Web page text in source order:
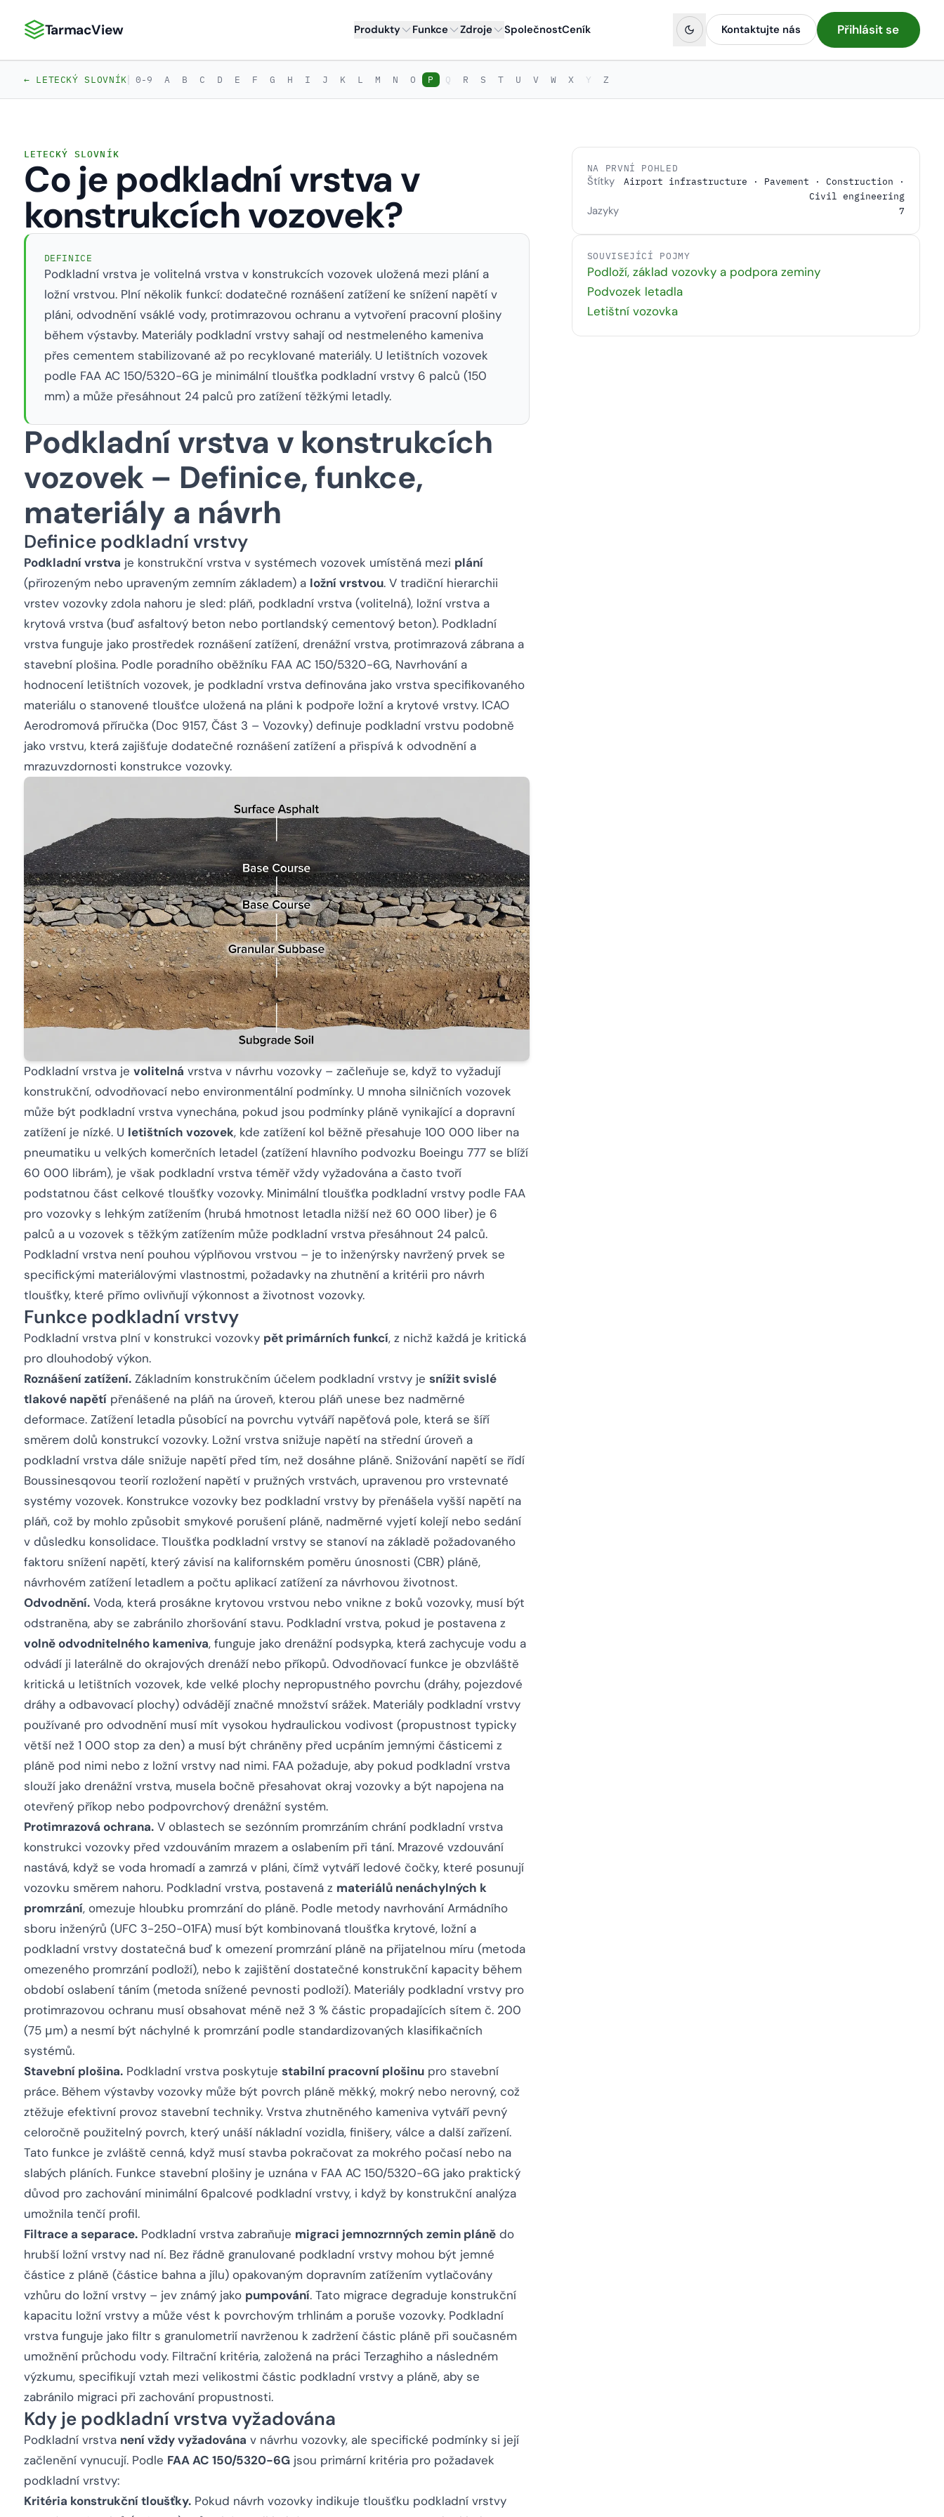
TarmacView: Precizní letecká analytika
TarmacView Produkty Funkce Zdroje SpolečnostCeník Kontaktujte nás Přihlásit se
← LETECKÝ SLOVNÍK| 0-9 A B C D E F G H I J K L M N O P Q R S T U V W X Y Z
LETECKÝ SLOVNÍK
Co je podkladní vrstva v
konstrukcích vozovek?
DEFINICE
Podkladní vrstva je volitelná vrstva v konstrukcích vozovek uložená mezi plání a
ložní vrstvou. Plní několik funkcí: dodatečné roznášení zatížení ke snížení napětí v
pláni, odvodnění vsáklé vody, protimrazovou ochranu a vytvoření pracovní plošiny
během výstavby. Materiály podkladní vrstvy sahají od nestmeleného kameniva
přes cementem stabilizované až po recyklované materiály. U letištních vozovek
podle FAA AC 150/5320-6G je minimální tloušťka podkladní vrstvy 6 palců (150
mm) a může přesáhnout 24 palců pro zatížení těžkými letadly.
Podkladní vrstva v konstrukcích
vozovek – Definice, funkce,
materiály a návrh
Definice podkladní vrstvy
Podkladní vrstva je konstrukční vrstva v systémech vozovek umístěná mezi plání
(přirozeným nebo upraveným zemním základem) a ložní vrstvou. V tradiční hierarchii
vrstev vozovky zdola nahoru je sled: pláň, podkladní vrstva (volitelná), ložní vrstva a
krytová vrstva (buď asfaltový beton nebo portlandský cementový beton). Podkladní
vrstva funguje jako prostředek roznášení zatížení, drenážní vrstva, protimrazová zábrana a
stavební plošina. Podle poradního oběžníku FAA AC 150/5320-6G, Navrhování a
hodnocení letištních vozovek, je podkladní vrstva definována jako vrstva specifikovaného
materiálu o stanovené tloušťce uložená na pláni k podpoře ložní a krytové vrstvy. ICAO
Aerodromová příručka (Doc 9157, Část 3 – Vozovky) definuje podkladní vrstvu podobně
jako vrstvu, která zajišťuje dodatečné roznášení zatížení a přispívá k odvodnění a
mrazuvzdornosti konstrukce vozovky.
Podkladní vrstva je volitelná vrstva v návrhu vozovky – začleňuje se, když to vyžadují
konstrukční, odvodňovací nebo environmentální podmínky. U mnoha silničních vozovek
může být podkladní vrstva vynechána, pokud jsou podmínky pláně vynikající a dopravní
zatížení je nízké. U letištních vozovek, kde zatížení kol běžně přesahuje 100 000 liber na
pneumatiku u velkých komerčních letadel (zatížení hlavního podvozku Boeingu 777 se blíží
60 000 librám), je však podkladní vrstva téměř vždy vyžadována a často tvoří
podstatnou část celkové tloušťky vozovky. Minimální tloušťka podkladní vrstvy podle FAA
pro vozovky s lehkým zatížením (hrubá hmotnost letadla nižší než 60 000 liber) je 6
palců a u vozovek s těžkým zatížením může podkladní vrstva přesáhnout 24 palců.
Podkladní vrstva není pouhou výplňovou vrstvou – je to inženýrsky navržený prvek se
specifickými materiálovými vlastnostmi, požadavky na zhutnění a kritérii pro návrh
tloušťky, které přímo ovlivňují výkonnost a životnost vozovky.
Funkce podkladní vrstvy
Podkladní vrstva plní v konstrukci vozovky pět primárních funkcí, z nichž každá je kritická
pro dlouhodobý výkon.
Roznášení zatížení. Základním konstrukčním účelem podkladní vrstvy je snížit svislé
tlakové napětí přenášené na pláň na úroveň, kterou pláň unese bez nadměrné
deformace. Zatížení letadla působící na povrchu vytváří napěťová pole, která se šíří
směrem dolů konstrukcí vozovky. Ložní vrstva snižuje napětí na střední úroveň a
podkladní vrstva dále snižuje napětí před tím, než dosáhne pláně. Snižování napětí se řídí
Boussinesqovou teorií rozložení napětí v pružných vrstvách, upravenou pro vrstevnaté
systémy vozovek. Konstrukce vozovky bez podkladní vrstvy by přenášela vyšší napětí na
pláň, což by mohlo způsobit smykové porušení pláně, nadměrné vyjetí kolejí nebo sedání
v důsledku konsolidace. Tloušťka podkladní vrstvy se stanoví na základě požadovaného
faktoru snížení napětí, který závisí na kalifornském poměru únosnosti (CBR) pláně,
návrhovém zatížení letadlem a počtu aplikací zatížení za návrhovou životnost.
Odvodnění. Voda, která prosákne krytovou vrstvou nebo vnikne z boků vozovky, musí být
odstraněna, aby se zabránilo zhoršování stavu. Podkladní vrstva, pokud je postavena z
volně odvodnitelného kameniva, funguje jako drenážní podsypka, která zachycuje vodu a
odvádí ji laterálně do okrajových drenáží nebo příkopů. Odvodňovací funkce je obzvláště
kritická u letištních vozovek, kde velké plochy nepropustného povrchu (dráhy, pojezdové
dráhy a odbavovací plochy) odvádějí značné množství srážek. Materiály podkladní vrstvy
používané pro odvodnění musí mít vysokou hydraulickou vodivost (propustnost typicky
větší než 1 000 stop za den) a musí být chráněny před ucpáním jemnými částicemi z
pláně pod nimi nebo z ložní vrstvy nad nimi. FAA požaduje, aby pokud podkladní vrstva
slouží jako drenážní vrstva, musela bočně přesahovat okraj vozovky a být napojena na
otevřený příkop nebo podpovrchový drenážní systém.
Protimrazová ochrana. V oblastech se sezónním promrzáním chrání podkladní vrstva
konstrukci vozovky před vzdouváním mrazem a oslabením při tání. Mrazové vzdouvání
nastává, když se voda hromadí a zamrzá v pláni, čímž vytváří ledové čočky, které posunují
vozovku směrem nahoru. Podkladní vrstva, postavená z materiálů nenáchylných k
promrzání, omezuje hloubku promrzání do pláně. Podle metody navrhování Armádního
sboru inženýrů (UFC 3-250-01FA) musí být kombinovaná tloušťka krytové, ložní a
podkladní vrstvy dostatečná buď k omezení promrzání pláně na přijatelnou míru (metoda
omezeného promrzání podloží), nebo k zajištění dostatečné konstrukční kapacity během
období oslabení táním (metoda snížené pevnosti podloží). Materiály podkladní vrstvy pro
protimrazovou ochranu musí obsahovat méně než 3 % částic propadajících sítem č. 200
(75 μm) a nesmí být náchylné k promrzání podle standardizovaných klasifikačních
systémů.
Stavební plošina. Podkladní vrstva poskytuje stabilní pracovní plošinu pro stavební
práce. Během výstavby vozovky může být povrch pláně měkký, mokrý nebo nerovný, což
ztěžuje efektivní provoz stavební techniky. Vrstva zhutněného kameniva vytváří pevný
celoročně použitelný povrch, který unáší nákladní vozidla, finišery, válce a další zařízení.
Tato funkce je zvláště cenná, když musí stavba pokračovat za mokrého počasí nebo na
slabých pláních. Funkce stavební plošiny je uznána v FAA AC 150/5320-6G jako praktický
důvod pro zachování minimální 6palcové podkladní vrstvy, i když by konstrukční analýza
umožnila tenčí profil.
Filtrace a separace. Podkladní vrstva zabraňuje migraci jemnozrnných zemin pláně do
hrubší ložní vrstvy nad ní. Bez řádně granulované podkladní vrstvy mohou být jemné
částice z pláně (částice bahna a jílu) opakovaným dopravním zatížením vytlačovány
vzhůru do ložní vrstvy – jev známý jako pumpování. Tato migrace degraduje konstrukční
kapacitu ložní vrstvy a může vést k povrchovým trhlinám a poruše vozovky. Podkladní
vrstva funguje jako filtr s granulometrií navrženou k zadržení částic pláně při současném
umožnění průchodu vody. Filtrační kritéria, založená na práci Terzaghiho a následném
výzkumu, specifikují vztah mezi velikostmi částic podkladní vrstvy a pláně, aby se
zabránilo migraci při zachování propustnosti.
Kdy je podkladní vrstva vyžadována
Podkladní vrstva není vždy vyžadována v návrhu vozovky, ale specifické podmínky si její
začlenění vynucují. Podle FAA AC 150/5320-6G jsou primární kritéria pro požadavek
podkladní vrstvy:
Kritéria konstrukční tloušťky. Pokud návrh vozovky indikuje tloušťku podkladní vrstvy
NA PRVNÍ POHLED
Štítky
Airport infrastructure · Pavement · Construction ·
Civil engineering
Jazyky 7
SOUVISEJÍCÍ POJMY
Podloží, základ vozovky a podpora zeminy
Podvozek letadla
Letištní vozovka